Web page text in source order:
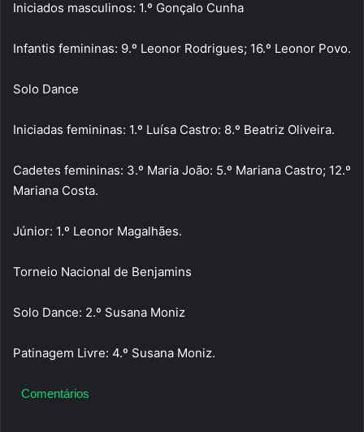
Iniciados masculinos: 1.º Gonçalo Cunha
Infantis femininas: 9.º Leonor Rodrigues; 16.º Leonor Povo.
Solo Dance
Iniciadas femininas: 1.º Luísa Castro: 8.º Beatriz Oliveira.
Cadetes femininas: 3.º Maria João: 5.º Mariana Castro; 12.º
Mariana Costa.
Júnior: 1.º Leonor Magalhães.
Torneio Nacional de Benjamins
Solo Dance: 2.º Susana Moniz
Patinagem Livre: 4.º Susana Moniz.
Comentários